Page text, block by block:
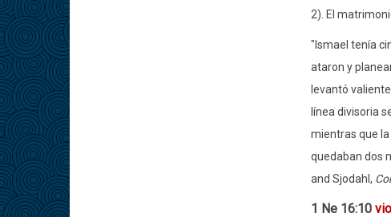
2). El
"Ismael tenía
ataron y
levantó
línea divisoria
mientras que
quedaban dos
and Sjodahl,
1 Ne 16:10